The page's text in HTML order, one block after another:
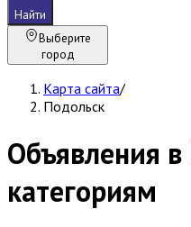
Найти
Выберите
город
Карта сайта/
Подольск
Объявления
категориям